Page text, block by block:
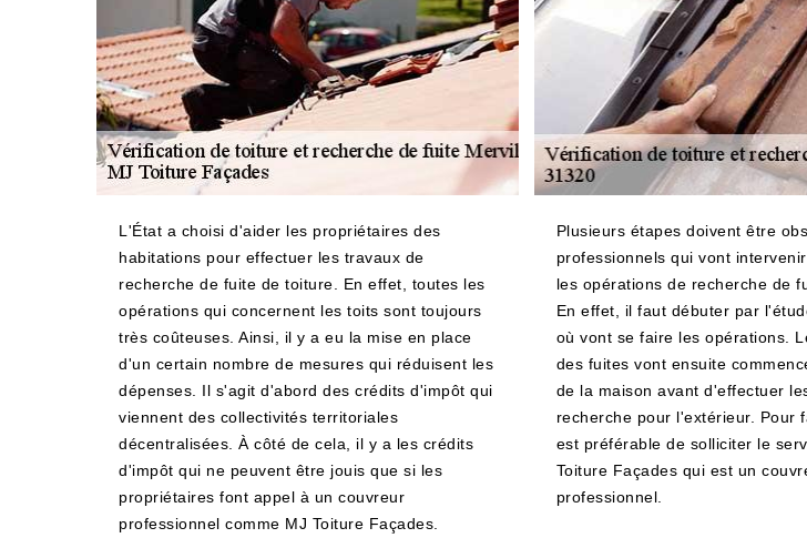
L'État a choisi d'aider les propriétaires des
habitations pour effectuer les travaux de
recherche de fuite de toiture. En effet, toutes les
opérations qui concernent les toits sont toujours
très coûteuses. Ainsi, il y a eu la mise en place
d'un certain nombre de mesures qui réduisent les
dépenses. Il s'agit d'abord des crédits d'impôt qui
viennent des collectivités territoriales
décentralisées. À côté de cela, il y a les crédits
d'impôt qui ne peuvent être jouis que si les
propriétaires font appel à un couvreur
professionnel comme MJ Toiture Façades.
Plusieurs étapes doivent être
professionnels qui vont
les opérations de recherche de
En effet, il faut débuter par
où vont se faire les opérations.
des fuites vont ensuite
de la maison avant d'effectuer
recherche pour l'extérieur. Pour
est préférable de solliciter le
Toiture Façades qui est un
professionnel.